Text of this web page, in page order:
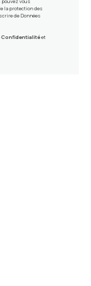
la protection des
de Données
Confidentialitéet